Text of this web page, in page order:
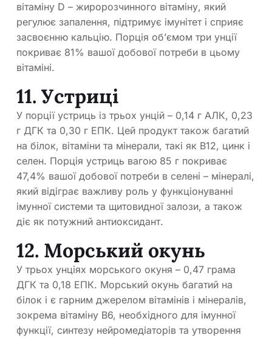
вітаміну D – жиророзчинного вітаміну, який
регулює запалення, підтримує імунітет і сприяє
засвоєнню кальцію. Порція об’ємом три унції
покриває 81% вашої добової потреби в цьому
вітаміні.
11. Устриці
У порції устриць із трьох унцій – 0,14 г АЛК, 0,23
г ДГК та 0,30 г ЕПК. Цей продукт також багатий
на білок, вітаміни та мінерали, такі як B12, цинк і
селен. Порція устриць вагою 85 г покриває
47,4% вашої добової потреби в селені – мінералі,
який відіграє важливу роль у функціонуванні
імунної системи та щитовидної залози, а також
діє як потужний антиоксидант.
12. Морський окунь
У трьох унціях морського окуня – 0,47 грама
ДГК та 0,18 ЕПК. Морський окунь багатий на
білок і є гарним джерелом вітамінів і мінералів,
зокрема вітаміну B6, необхідного для імунної
функції, синтезу нейромедіаторів та утворення